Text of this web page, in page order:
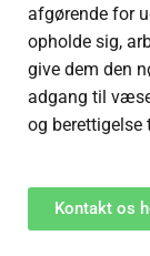
afgørende for
opholde sig,
give dem den
adgang til
og berettigelse
Kontakt os